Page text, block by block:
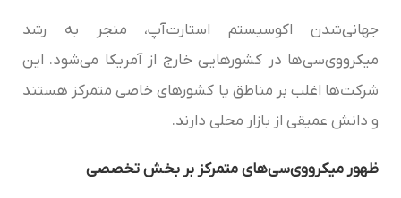
جهانی‌شدن اکوسیستم استارت‌آپ، منجر به رشد
میکرو‌وی‌سی‌‌ها در کشورهایی خارج از آمریکا می‌شود. این
شرکت‌ها اغلب بر مناطق یا کشورهای خاصی متمرکز هستند
و دانش عمیقی از بازار محلی دارند.
ظهور میکرو‌وی‌سی‌‌های متمرکز بر بخش تخصصی